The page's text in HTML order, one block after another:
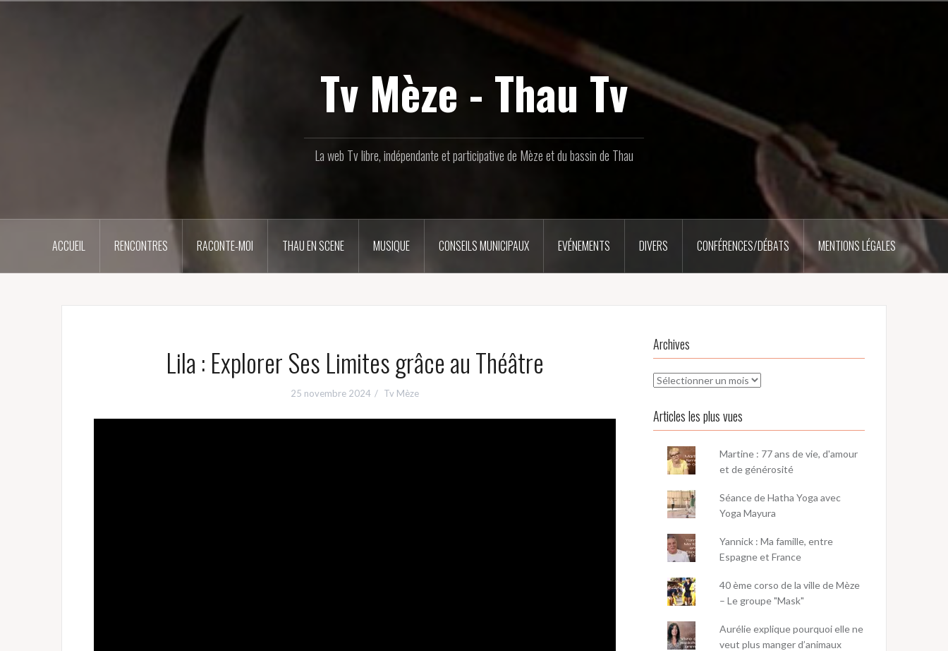
Tv Mèze - Thau Tv
La web Tv libre, indépendante et participative de Mèze et du bassin de Thau
ACCUEIL RENCONTRES RACONTE-MOI THAU EN SCENE MUSIQUE CONSEILS MUNICIPAUX EVÉNEMENTS DIVERS CONFÉRENCES/DÉBATS MENTIONS LÉGALES
Lila : Explorer Ses Limites grâce au Théâtre
25 novembre 2024 Tv Mèze
Archives
Archives
Articles les plus vues
Martine : 77 ans de vie, d'amour
et de générosité
Séance de Hatha Yoga avec
Yoga Mayura
Yannick : Ma famille, entre
Espagne et France
40 ème corso de la ville de Mèze
– Le groupe "Mask"
Aurélie explique pourquoi elle ne
veut plus manger d’animaux